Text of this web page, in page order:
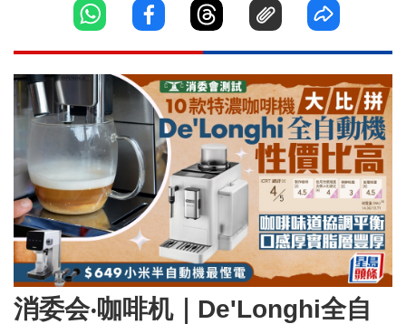
消委会‧咖啡机｜De'Longhi全自